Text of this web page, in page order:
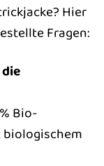
Hier
Fragen:
Bio-